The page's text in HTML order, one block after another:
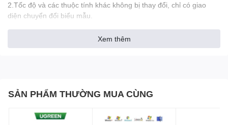
2.Tốc độ và các thuộc tính khác không bị thay đổi, chỉ có giao
diện chuyển đổi biểu mẫu.
2.Windows 10 trở lên
Xem thêm
SẢN PHẨM THƯỜNG MUA CÙNG